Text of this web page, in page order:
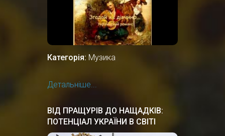
Категорія: Музика
Детальніше...
ВІД ПРАЩУРІВ ДО НАЩАДКІВ:
ПОТЕНЦІАЛ УКРАЇНИ В СВІТІ